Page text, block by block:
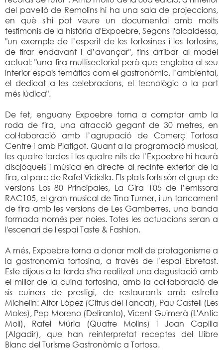
del pavelló de Remolins hi ha una sala de projeccions,
en què s'hi pot veure un documental amb molts
testimonis de la història d'Expoebre, Segons l'alcaldessa,
"un exemple de l’esperit de les tortosines i les tortosins,
de tirar endavant i d’avançar", fins arribar al model
actual: "una fira multisectorial però que engloba al seu
interior espais temàtics com el gastronòmic, l’ambiental,
el dedicat a les celebracions, el tecnològic o la part
més lúdica".
De fet, enguany Expoebre torna a comptar amb la
roda de fira, una atracció gegant de 30 metres, en
col·laboració amb l’agrupació de Comerç Tortosa
Centre i amb Platigot. Quant a la programació musical,
les quatre tardes i les quatre nits de l’Expoebre hi haurà
discjòqueis i música en directe al recinte exterior de la
fira, al parc de Rafel Vidiella. Els plats forts són el grup de
versions Los 80 Principales, La Gira 105 de l’emissora
RAC105, el gran musical de Tina Turner, i un tancament
de fira amb les versions de Les Gamberres, una banda
formada només per noies. Totes les actuacions seran a
l'escenari de l'espai Taste & Fashion.
A més, Expoebre torna a donar molt de protagonisme a
la gastronomia tortosina, a través de l’espai Ebretast.
Este dijous a la tarda s'ha realitzat una degustació amb
el millor de la cuina tortosina, amb la col·laboració de
sis cuiners de prestigi, de restaurants amb estrella
Michelin: Aitor López (Citrus del Tancat), Pau Castell (Les
Moles), Pep Moreno (Deliranto), Vicent Guimerà (L'Antic
Molí), Rafel Múria (Quatre Molins) i Joan Capilla
(Algadir), que han reinterpretat receptes del Llibre
Blanc del Turisme Gastronòmic a Tortosa.